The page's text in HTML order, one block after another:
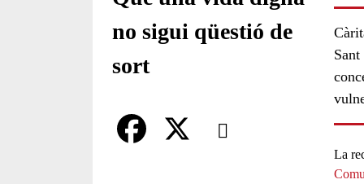
no sigui qüestió de
sort
Comparteix
Compartir en altres xarxes
La